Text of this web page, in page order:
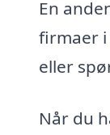
En
firmaer
eller
Når du